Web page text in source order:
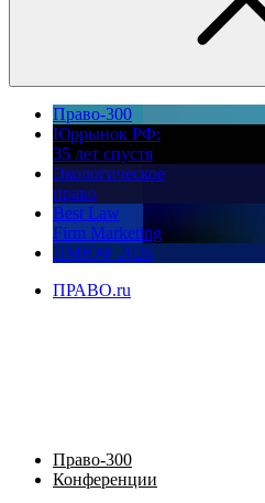
Право-300
Юррынок РФ:
35 лет спустя
Экологическое
право
Best Law
Firm Marketing
ПМЮФ 2026
ПРАВО.ru
Право-300
Конференции